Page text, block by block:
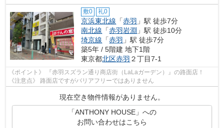
敷0 礼0
京浜東北線 「赤羽 」駅 徒歩7分
南北線 「赤羽岩淵 」駅 徒歩10分
埼京線 「赤羽 」駅 徒歩7分
築5年 / 5階建 地下1階
東京都北区赤羽 ２丁目7-1
《ポイント》 『赤羽スズラン通り商店街（LaLaガーデン）』の路面店！
《注意点》 路面店ですがバリアフリーではありません
現在空き物件情報がありません。
「ANTHONY HOUSE」への
お問い合わせはこちら